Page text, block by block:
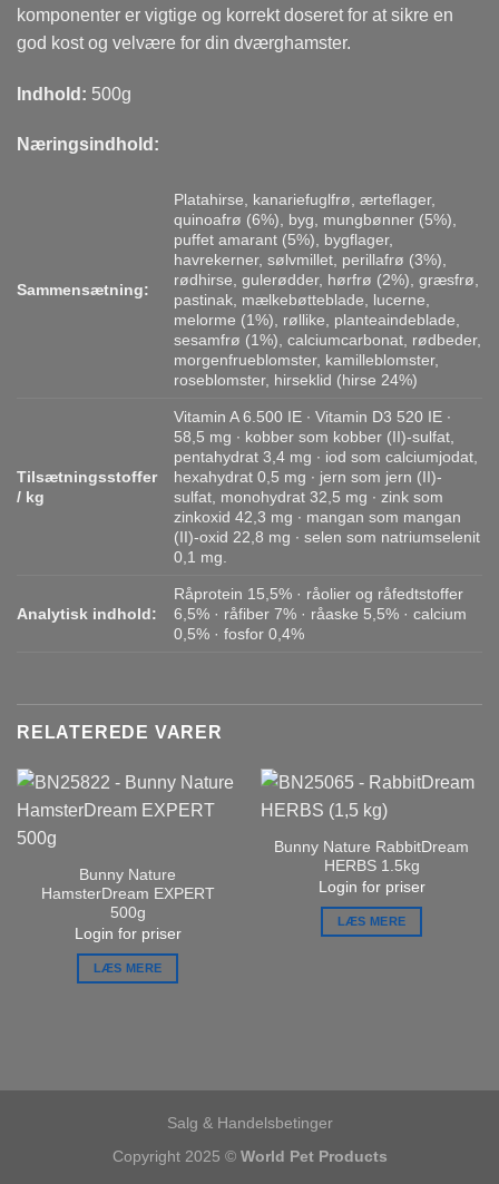
komponenter er vigtige og korrekt doseret for at sikre en
god kost og velvære for din dværghamster.
Indhold: 500g
Næringsindhold:
Sammensætning:
Platahirse, kanariefuglfrø, ærteflager,
quinoafrø (6%), byg, mungbønner (5%),
puffet amarant (5%), bygflager,
havrekerner, sølvmillet, perillafrø (3%),
rødhirse, gulerødder, hørfrø (2%), græsfrø,
pastinak, mælkebøtteblade, lucerne,
melorme (1%), røllike, planteaindeblade,
sesamfrø (1%), calciumcarbonat, rødbeder,
morgenfrueblomster, kamilleblomster,
roseblomster, hirseklid (hirse 24%)
Tilsætningsstoffer
/ kg
Vitamin A 6.500 IE ∙ Vitamin D3 520 IE ∙
58,5 mg ∙ kobber som kobber (II)-sulfat,
pentahydrat 3,4 mg ∙ iod som calciumjodat,
hexahydrat 0,5 mg ∙ jern som jern (II)-
sulfat, monohydrat 32,5 mg ∙ zink som
zinkoxid 42,3 mg ∙ mangan som mangan
(II)-oxid 22,8 mg ∙ selen som natriumselenit
0,1 mg.
Analytisk indhold:
Råprotein 15,5% · råolier og råfedtstoffer
6,5% · råfiber 7% · råaske 5,5% · calcium
0,5% · fosfor 0,4%
RELATEREDE VARER
Bunny Nature
HamsterDream EXPERT
500g
Login for priser
LÆS MERE
Bunny Nature RabbitDream
HERBS 1.5kg
Login for priser
LÆS MERE
Salg & Handelsbetinger
Copyright 2025 © World Pet Products